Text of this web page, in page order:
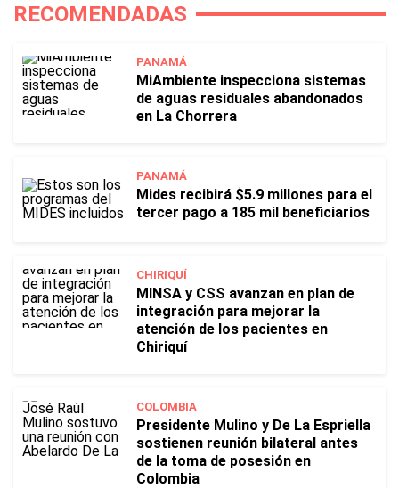
RECOMENDADAS
PANAMÁ
MiAmbiente inspecciona sistemas
de aguas residuales abandonados
en La Chorrera
PANAMÁ
Mides recibirá $5.9 millones para el
tercer pago a 185 mil beneficiarios
CHIRIQUÍ
MINSA y CSS avanzan en plan de
integración para mejorar la
atención de los pacientes en
Chiriquí
COLOMBIA
Presidente Mulino y De La Espriella
sostienen reunión bilateral antes
de la toma de posesión en
Colombia